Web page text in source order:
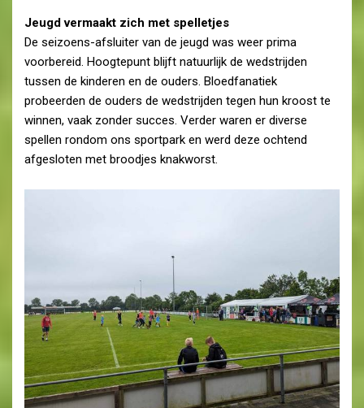
Jeugd vermaakt zich met spelletjes
De seizoens-afsluiter van de jeugd was weer prima
voorbereid. Hoogtepunt blijft natuurlijk de wedstrijden
tussen de kinderen en de ouders. Bloedfanatiek
probeerden de ouders de wedstrijden tegen hun kroost te
winnen, vaak zonder succes. Verder waren er diverse
spellen rondom ons sportpark en werd deze ochtend
afgesloten met broodjes knakworst.